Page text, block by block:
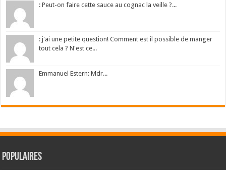
: Peut-on faire cette sauce au cognac la veille ?...
: j'ai une petite question! Comment est il possible de manger
tout cela ? N'est ce...
Emmanuel Estern: Mdr...
Populaires